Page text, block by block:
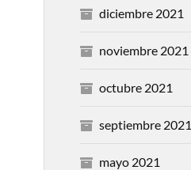
diciembre 2021
noviembre 2021
octubre 2021
septiembre 2021
mayo 2021